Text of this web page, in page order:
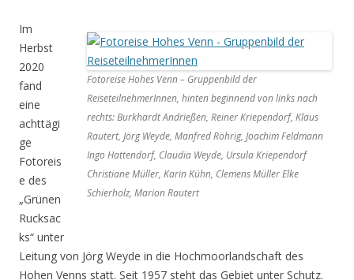
Fotoreise Hohes Venn – Gruppenbild der
ReiseteilnehmerInnen, hinten beginnend von links nach
rechts: Burkhardt Andrießen, Reiner Kriependorf, Klaus
Rautert, Jörg Weyde, Manfred Röhrig, Joachim Feldmann
Ingo Hattendorf, Claudia Weyde, Ursula Kriependorf
Christiane Müller, Karin Kühn, Clemens Müller Elke
Schierholz, Marion Rautert
Im
Herbst
2020
fand
eine
achttägi
ge
Fotoreis
e des
„Grünen
Rucksac
ks“ unter
Leitung von Jörg Weyde in die Hochmoorlandschaft des
Hohen Venns statt. Seit 1957 steht das Gebiet unter Schutz.